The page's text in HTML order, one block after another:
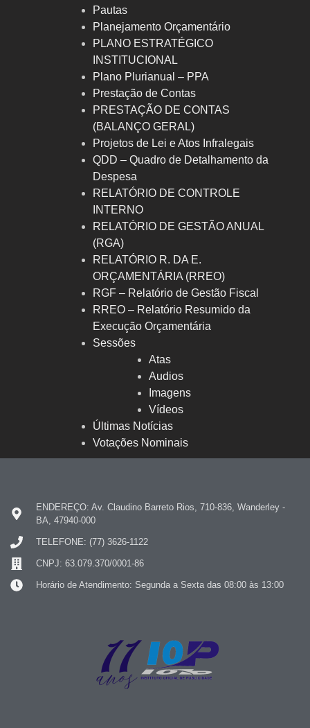
Pautas
Planejamento Orçamentário
PLANO ESTRATÉGICO
INSTITUCIONAL
Plano Plurianual – PPA
Prestação de Contas
PRESTAÇÃO DE CONTAS
(BALANÇO GERAL)
Projetos de Lei e Atos Infralegais
QDD – Quadro de Detalhamento da
Despesa
RELATÓRIO DE CONTROLE
INTERNO
RELATÓRIO DE GESTÃO ANUAL
(RGA)
RELATÓRIO R. DA E.
ORÇAMENTÁRIA (RREO)
RGF – Relatório de Gestão Fiscal
RREO – Relatório Resumido da
Execução Orçamentária
Sessões
Atas
Audios
Imagens
Vídeos
Últimas Notícias
Votações Nominais
ENDEREÇO: Av. Claudino Barreto Rios, 710-836, Wanderley -
BA, 47940-000
TELEFONE: (77) 3626-1122
CNPJ: 63.079.370/0001-86
Horário de Atendimento: Segunda a Sexta das 08:00 às 13:00